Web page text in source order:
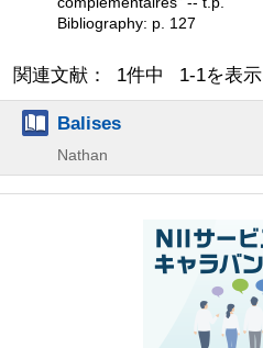
Bibliography: p. 127
関連文献： 1件中 1-1を表示
Balises
Nathan